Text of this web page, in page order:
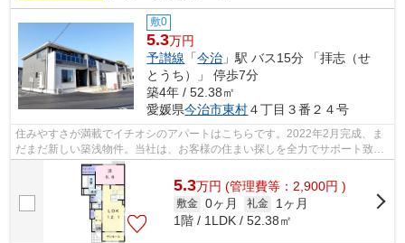
敷0
5.3万円
予讃線 「今治 」駅 バス15分 「拝志（せ
とうち）」 停歩7分
築4年 / 52.38㎡
愛媛県今治市東村４丁目３番２４号
住みやすさが満載でイチオシのアパートはこちらです。2022年2月完成、ま
だまだ新しい築浅物件。当社は、お客様の住まい探しを全力でサポート致し
ます。地域に密着しておりますので、確...
5.3万円 (管理費等：2,900円 )
敷金 0ヶ月 礼金
1ヶ月
1階 / 1LDK / 52.38㎡